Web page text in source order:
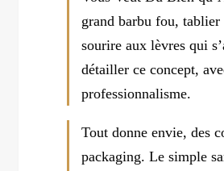
grand barbu fou, tablier
sourire aux lèvres qui
détailler ce concept,
professionnalisme.
Tout donne envie, des
packaging. Le simple